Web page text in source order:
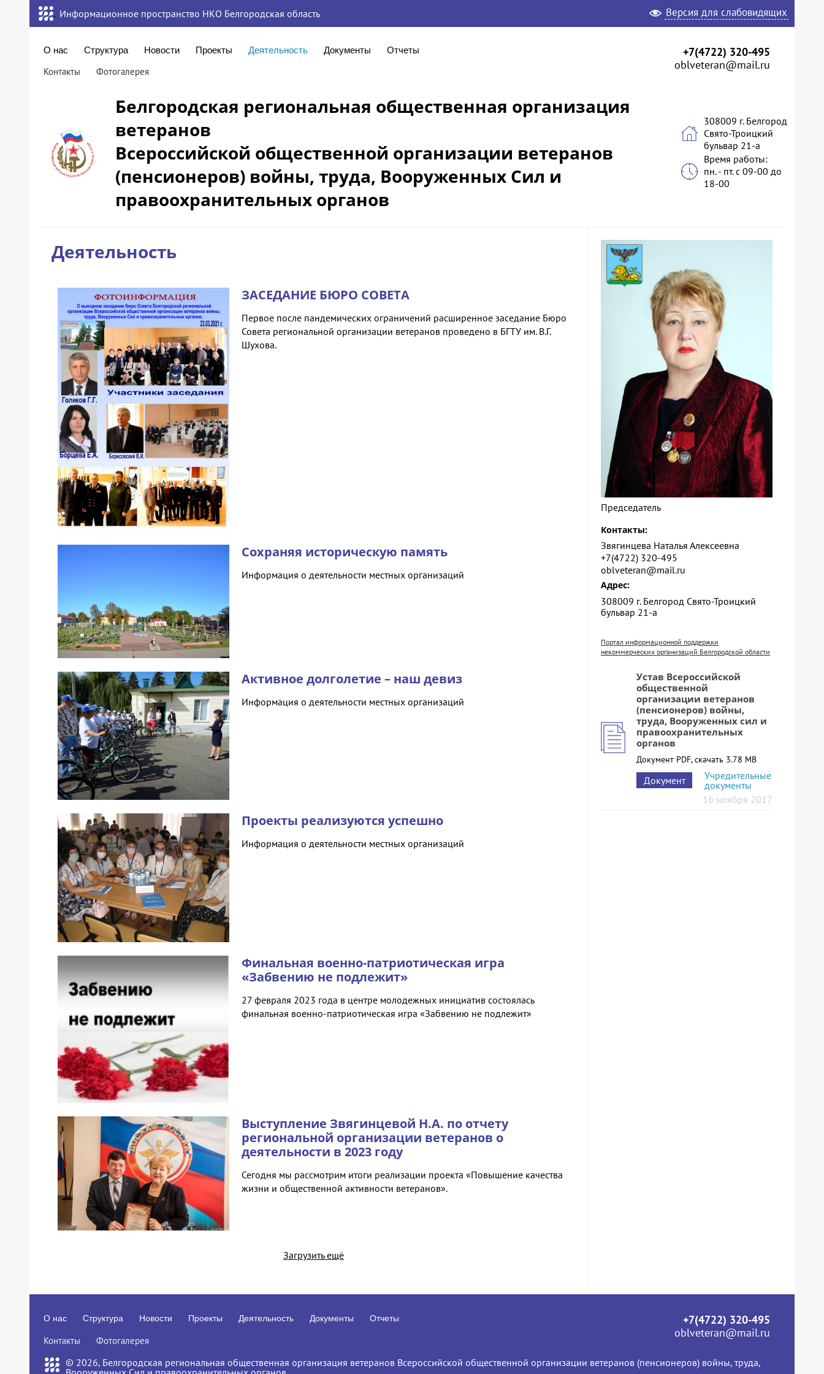
Информационное пространство НКО Белгородская область Версия для слабовидящих
О нас Структура Новости Проекты Деятельность Документы Отчеты
Контакты Фотогалерея
+7(4722) 320-495
oblveteran@mail.ru
Белгородская региональная общественная организация
ветеранов
Всероссийской общественной организации ветеранов
(пенсионеров) войны, труда, Вооруженных Сил и
правоохранительных органов
308009 г. Белгород
Свято-Троицкий
бульвар 21-а
Время работы:
пн. - пт. с 09-00 до
18-00
Деятельность
ЗАСЕДАНИЕ БЮРО СОВЕТА
Первое после пандемических ограничений расширенное заседание Бюро
Совета региональной организации ветеранов проведено в БГТУ им. В.Г.
Шухова.
Сохраняя историческую память
Информация о деятельности местных организаций
Активное долголетие – наш девиз
Информация о деятельности местных организаций
Проекты реализуются успешно
Информация о деятельности местных организаций
Финальная военно-патриотическая игра
«Забвению не подлежит»
27 февраля 2023 года в центре молодежных инициатив состоялась
финальная военно-патриотическая игра «Забвению не подлежит»
Выступление Звягинцевой Н.А. по отчету
региональной организации ветеранов о
деятельности в 2023 году
Сегодня мы рассмотрим итоги реализации проекта «Повышение качества
жизни и общественной активности ветеранов».
Загрузить ещё
Председатель
Контакты:
Звягинцева Наталья Алексеевна
+7(4722) 320-495
oblveteran@mail.ru
Адрес:
308009 г. Белгород Свято-Троицкий
бульвар 21-а
Портал информационной поддержки
некоммерческих организаций Белгородской области
Устав Всероссийской
общественной
организации ветеранов
(пенсионеров) войны,
труда, Вооруженных сил и
правоохранительных
органов
Документ PDF, скачать 3.78 MB
Документ
Учредительные
документы
16 ноября 2017
О нас Структура Новости Проекты Деятельность Документы Отчеты
Контакты Фотогалерея
+7(4722) 320-495
oblveteran@mail.ru
© 2026, Белгородская региональная общественная организация ветеранов Всероссийской общественной организации ветеранов (пенсионеров) войны, труда,